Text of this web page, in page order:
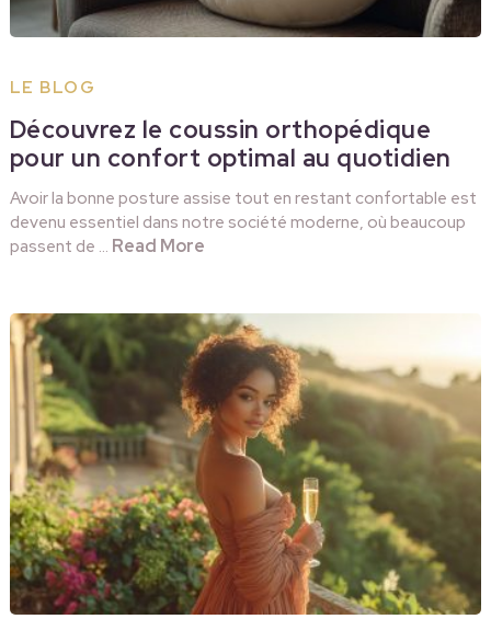
LE BLOG
Découvrez le coussin orthopédique
pour un confort optimal au quotidien
Avoir la bonne posture assise tout en restant confortable est
devenu essentiel dans notre société moderne, où beaucoup
passent de … Read More